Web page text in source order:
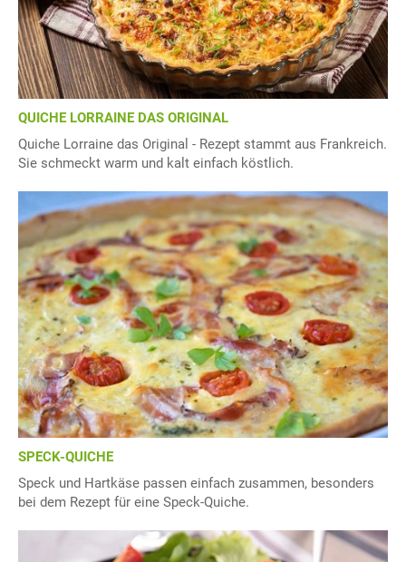
QUICHE LORRAINE DAS ORIGINAL
Quiche Lorraine das Original - Rezept stammt aus Frankreich.
Sie schmeckt warm und kalt einfach köstlich.
SPECK-QUICHE
Speck und Hartkäse passen einfach zusammen, besonders
bei dem Rezept für eine Speck-Quiche.